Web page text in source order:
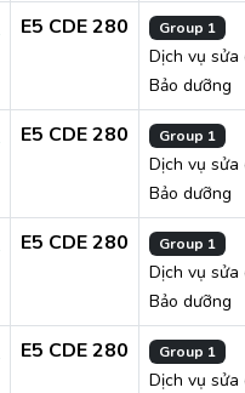
E5 CDE 280 Group 1
Dịch vụ sửa
Bảo dưỡng
E5 CDE 280 Group 1
Dịch vụ sửa
Bảo dưỡng
E5 CDE 280 Group 1
Dịch vụ sửa
Bảo dưỡng
E5 CDE 280 Group 1
Dịch vụ sửa